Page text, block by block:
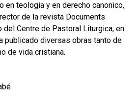
en teologia y en derecho canonico,
de la revista Documents
Centre de Pastoral Liturgica, en
publicado diversas obras tanto de
de vida cristiana.